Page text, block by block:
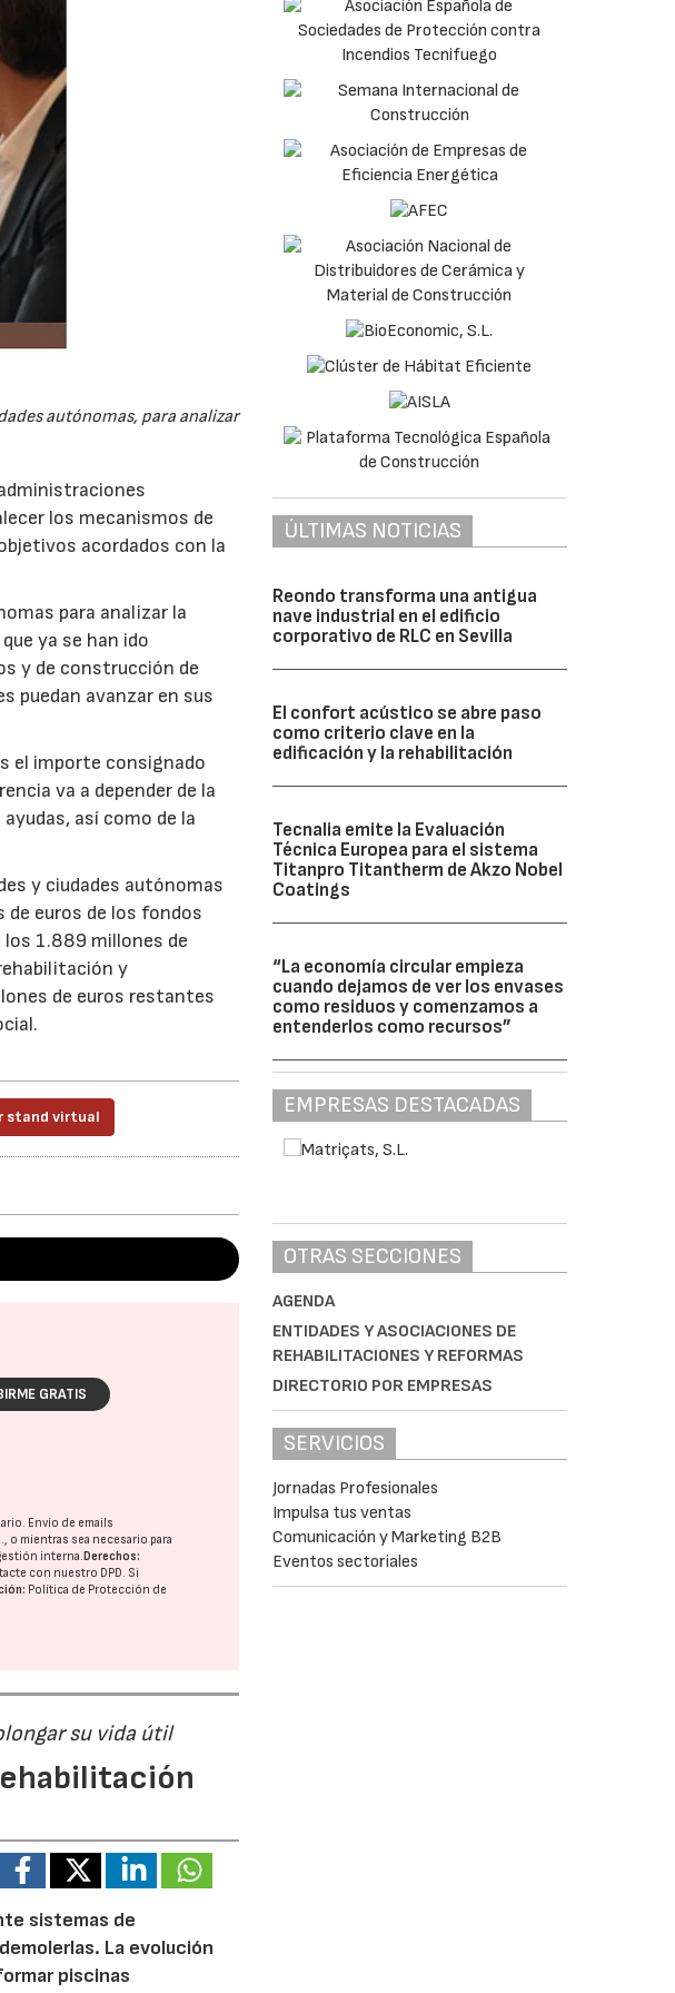
autónomas, para analizar
los mecanismos de
acordados con la
para analizar la
ya se han ido
y de construcción de
puedan avanzar en sus
el importe consignado
va a depender de la
así como de la
y ciudades autónomas
euros de los fondos
los 1.889 millones de
y
de euros restantes
stand virtual
GRATIS
Envío de emails
o mientras sea necesario para
interna.Derechos:
con nuestro DPD. Si
Política de Protección de
su vida útil
sistemas de
La evolución
piscinas
ÚLTIMAS NOTICIAS
Reondo transforma una antigua
nave industrial en el edificio
corporativo de RLC en Sevilla
El confort acústico se abre paso
como criterio clave en la
edificación y la rehabilitación
Tecnalia emite la Evaluación
Técnica Europea para el sistema
Titanpro Titantherm de Akzo Nobel
Coatings
“La economía circular empieza
cuando dejamos de ver los envases
como residuos y comenzamos a
entenderlos como recursos”
EMPRESAS DESTACADAS
OTRAS SECCIONES
AGENDA
ENTIDADES Y ASOCIACIONES DE
REHABILITACIONES Y REFORMAS
DIRECTORIO POR EMPRESAS
SERVICIOS
Jornadas Profesionales
Impulsa tus ventas
Comunicación y Marketing B2B
Eventos sectoriales